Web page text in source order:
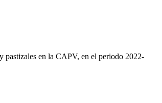
pastizales en la CAPV, en el periodo 2022-